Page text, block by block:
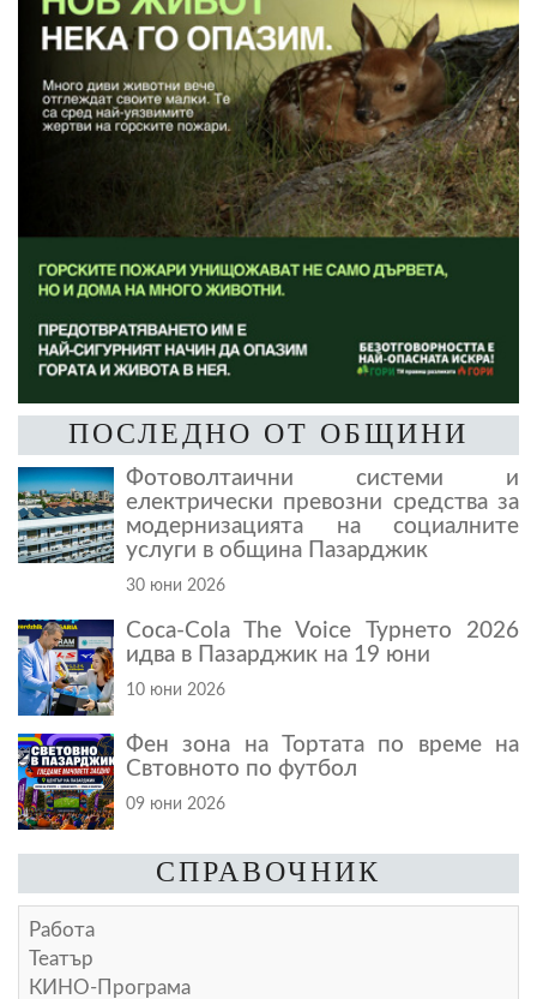
ПОСЛЕДНО ОТ ОБЩИНИ
Фотоволтаични системи и
електрически превозни средства за
модернизацията на социалните
услуги в община Пазарджик
30 юни 2026
Coca-Cola The Voice Турнето 2026
идва в Пазарджик на 19 юни
10 юни 2026
Фен зона на Тортата по време на
Свтовното по футбол
09 юни 2026
СПРАВОЧНИК
Работа
Театър
КИНО-Програма